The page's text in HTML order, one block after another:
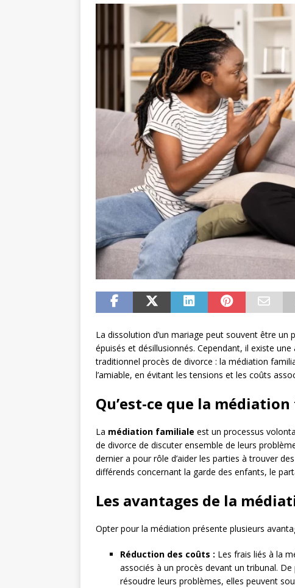
La dissolution d’un mariage peut souvent être
épuisés et désillusionnés. Cependant, il existe
traditionnel procès de divorce : la médiation
l’amiable, en évitant les tensions et les coûts
Qu’est-ce que la
La médiation familiale est un processus
de divorce de discuter ensemble de leurs
dernier a pour rôle d’aider les parties à trouver
différends concernant la garde des enfants, le
Les avantages de la
Opter pour la médiation présente plusieurs
Réduction des coûts : Les frais liés à la
associés à un procès devant un tribunal.
résoudre leurs problèmes, elles peuvent